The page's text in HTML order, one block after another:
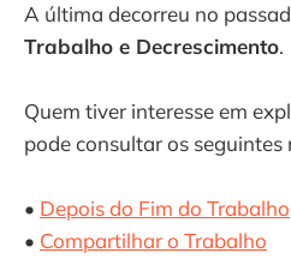
A última decorreu no
Trabalho e Decrescimento.
Quem tiver interesse em
pode consultar os seguintes
• Depois do Fim do Trabalho
• Compartilhar o Trabalho